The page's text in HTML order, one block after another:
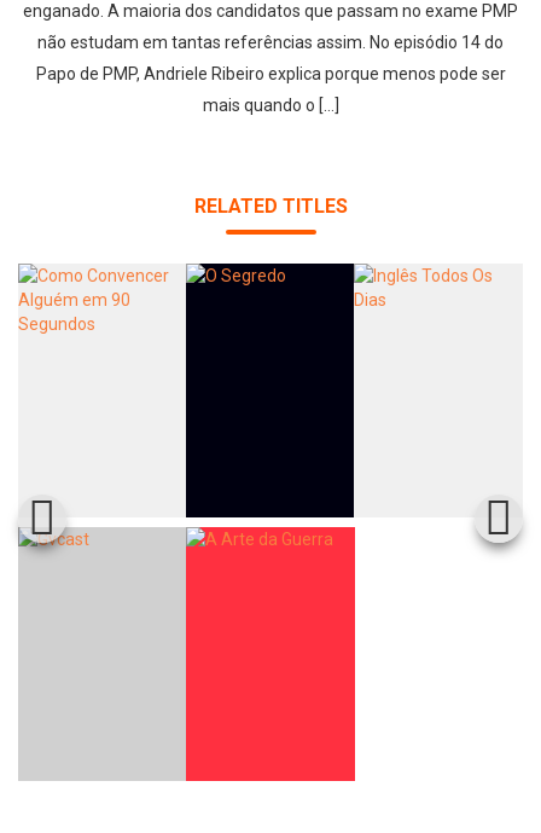
enganado. A maioria dos candidatos que passam no exame PMP
não estudam em tantas referências assim. No episódio 14 do
Papo de PMP, Andriele Ribeiro explica porque menos pode ser
mais quando o […]
RELATED TITLES